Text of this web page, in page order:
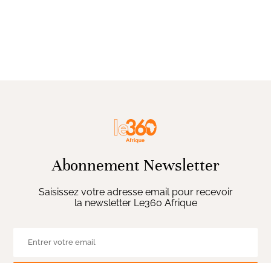
Abonnement Newsletter
Saisissez votre adresse email pour recevoir
la newsletter Le360 Afrique